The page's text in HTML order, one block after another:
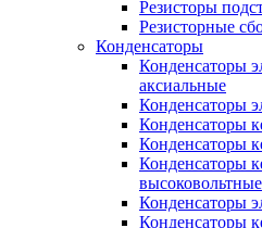
Резисторы
Резисторные
Конденсаторы
Конденсаторы
аксиальные
Конденсаторы
Конденсаторы
Конденсаторы
Конденсаторы
высоковольтные
Конденсаторы
Конденсаторы